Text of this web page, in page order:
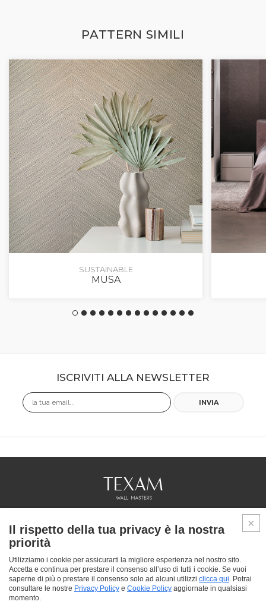
PATTERN SIMILI
SUSTAINABLE
MUSA
ISCRIVITI ALLA NEWSLETTER
Email INVIA
PROFESSIONAL
PUNTI VENDITA
CHI SIAMO
CONTATTACI
Il rispetto della tua privacy è la nostra
priorità
Utilizziamo i cookie per assicurarti la migliore esperienza nel nostro sito.
Accetta e continua per prestare il consenso all’uso di tutti i cookie. Se vuoi
saperne di più o prestare il consenso solo ad alcuni utilizzi clicca qui. Potrai
consultare le nostre Privacy Policy e Cookie Policy aggiornate in qualsiasi
momento.